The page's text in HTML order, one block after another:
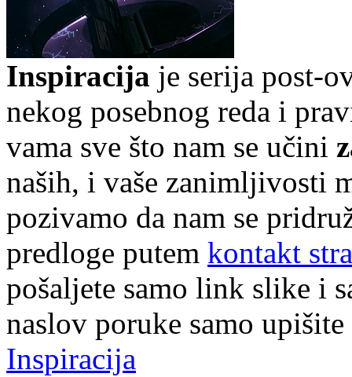
Inspiracija je serija post-
nekog posebnog reda i
vama sve što nam se učini
naših, i vaše zanimljivosti
pozivamo da nam se
predloge putem kontakt
pošaljete samo link slike i
naslov poruke samo upišite
Inspiracija